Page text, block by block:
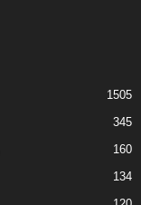
1505
345
160
134